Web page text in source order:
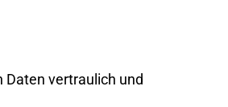
Daten vertraulich und